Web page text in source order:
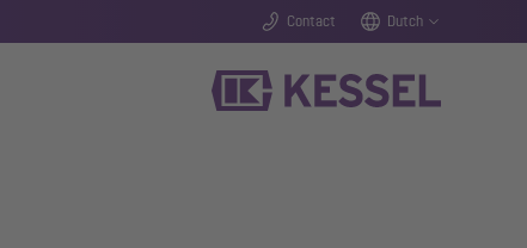
Contact Dutch